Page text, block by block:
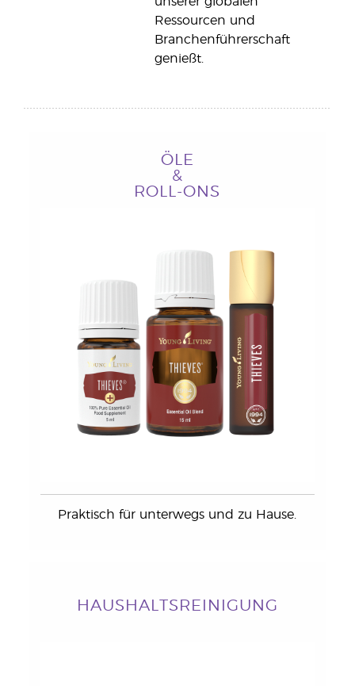
Ressourcen und
Branchenführerschaft
genießt.
ÖLE
&
ROLL-ONS
Praktisch für unterwegs und zu Hause.
HAUSHALTSREINIGUNG